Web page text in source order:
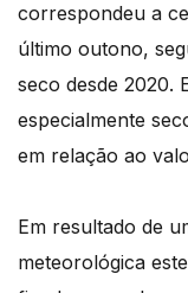
correspondeu a
último outono,
seco desde 2020.
especialmente
em relação ao
Em resultado de
meteorológica